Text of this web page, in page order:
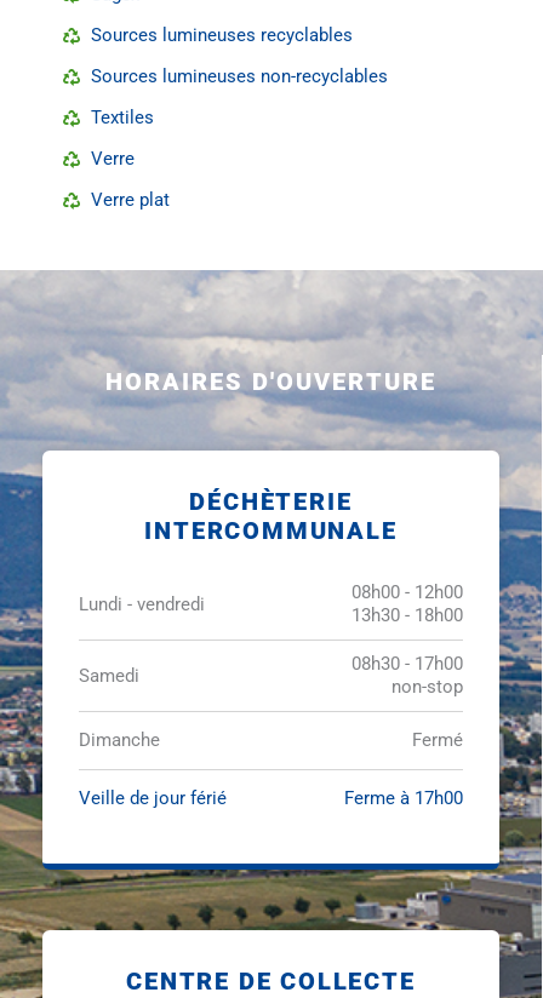
Sources lumineuses recyclables
Sources lumineuses non-recyclables
Textiles
Verre
Verre plat
HORAIRES D'OUVERTURE
DÉCHÈTERIE
INTERCOMMUNALE
Lundi - vendredi
08h00 - 12h00
13h30 - 18h00
Samedi
08h30 - 17h00
non-stop
Dimanche Fermé
Veille de jour férié Ferme à 17h00
CENTRE DE COLLECTE